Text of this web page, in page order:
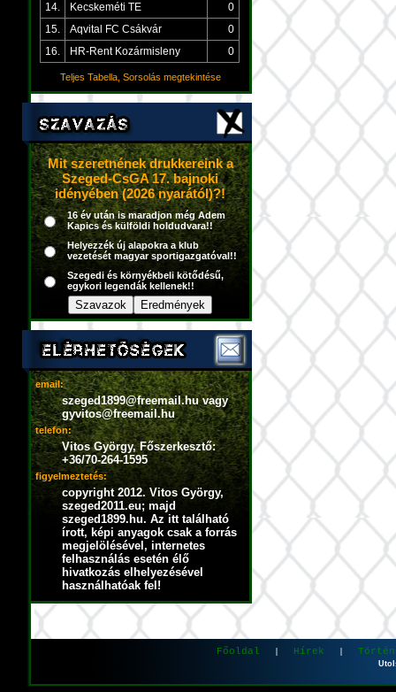
14.
Kecskeméti TE
0
15.
Aqvital FC Csákvár
0
16.
HR-Rent Kozármisleny 0
Teljes Tabella, Sorsolás megtekintése
Mit szeretnének drukkereink a
Szeged-CsGA 17. bajnoki
idényében (2026 nyarától)?!
16 év után is maradjon még Adem
Kapics és külföldi holdudvara!!
Helyezzék új alapokra a klub
vezetését magyar sportigazgatóval!!
Szegedi és környékbeli kötődésű,
egykori legendák kellenek!!
email:
szeged1899@freemail.hu vagy
gyvitos@freemail.hu
telefon:
Vitos György, Főszerkesztő:
+36/70-264-1595
figyelmeztetés:
copyright 2012. Vitos György,
szeged2011.eu; majd
szeged1899.hu. Az itt található
írott, képi anyagok csak a forrás
megjelölésével, internetes
felhasználás esetén élő
hivatkozás elhelyezésével
használhatóak fel!
Főoldal Hírek